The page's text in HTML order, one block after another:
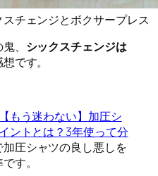
スチェンジとボクサープレス
、 シックスチェンジは
です。
【もう迷わない】加圧シ
ントとは？3年使って分
圧シャツの良し悪しを
す。